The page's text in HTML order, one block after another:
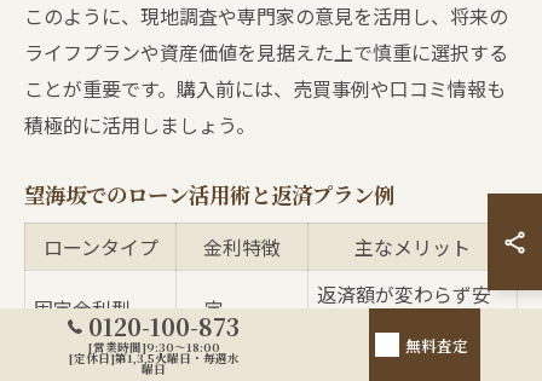
このように、現地調査や専門家の意見を活用し、将来の
ライフプランや資産価値を見据えた上で慎重に選択する
ことが重要です。購入前には、売買事例や口コミ情報も
積極的に活用しましょう。
望海坂でのローン活用術と返済プラン例
ローンタイプ 金利特徴 主なメリット
固定金利型 一定
返済額が変わらず安
市場変動あ
0120-100-873
[営業時間]9:30～18:00
[定休日]第1,3,5火曜日・毎週水
曜日
無料査定